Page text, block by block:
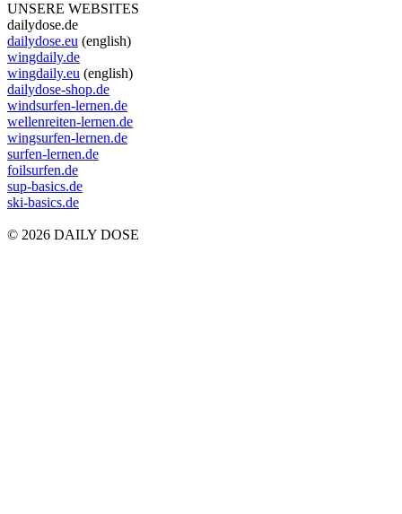
UNSERE WEBSITES
dailydose.de
dailydose.eu (english)
wingdaily.de
wingdaily.eu (english)
dailydose-shop.de
windsurfen-lernen.de
wellenreiten-lernen.de
wingsurfen-lernen.de
surfen-lernen.de
foilsurfen.de
sup-basics.de
ski-basics.de
© 2026 DAILY DOSE